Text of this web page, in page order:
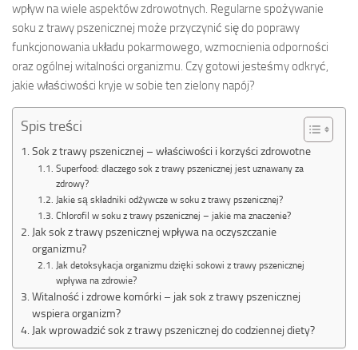
wpływ na wiele aspektów zdrowotnych. Regularne spożywanie
soku z trawy pszenicznej może przyczynić się do poprawy
funkcjonowania układu pokarmowego, wzmocnienia odporności
oraz ogólnej witalności organizmu. Czy gotowi jesteśmy odkryć,
jakie właściwości kryje w sobie ten zielony napój?
Spis treści
Sok z trawy pszenicznej – właściwości i korzyści zdrowotne
Superfood: dlaczego sok z trawy pszenicznej jest uznawany za
zdrowy?
Jakie są składniki odżywcze w soku z trawy pszenicznej?
Chlorofil w soku z trawy pszenicznej – jakie ma znaczenie?
Jak sok z trawy pszenicznej wpływa na oczyszczanie
organizmu?
Jak detoksykacja organizmu dzięki sokowi z trawy pszenicznej
wpływa na zdrowie?
Witalność i zdrowe komórki – jak sok z trawy pszenicznej
wspiera organizm?
Jak wprowadzić sok z trawy pszenicznej do codziennej diety?